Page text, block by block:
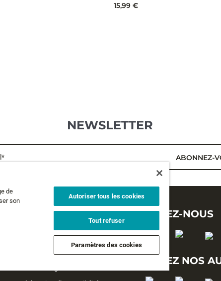
15,99 €
NEWSLETTER
ABONNEZ-
MENTIONS LÉGALES
Politique de confidentialité
SUIVEZ-NOUS
SUIVEZ NOS
de
son
Autoriser tous les cookies
Tout refuser
Paramètres des cookies